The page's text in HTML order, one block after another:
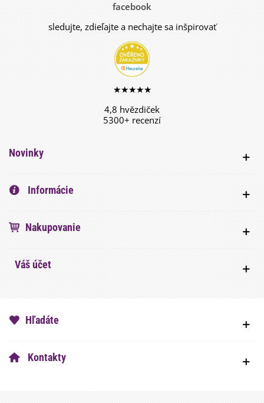
facebook
sledujte, zdieľajte a nechajte sa inšpirovať
★★★★★
4,8 hvězdiček
5300+ recenzí
Novinky
Informácie
Nakupovanie
Váš účet
Hľadáte
Kontakty